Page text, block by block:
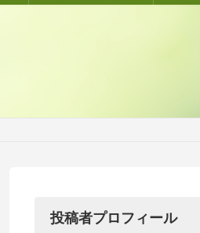
投稿者プロフィール